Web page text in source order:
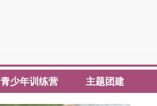
青少年训练营 主题团建